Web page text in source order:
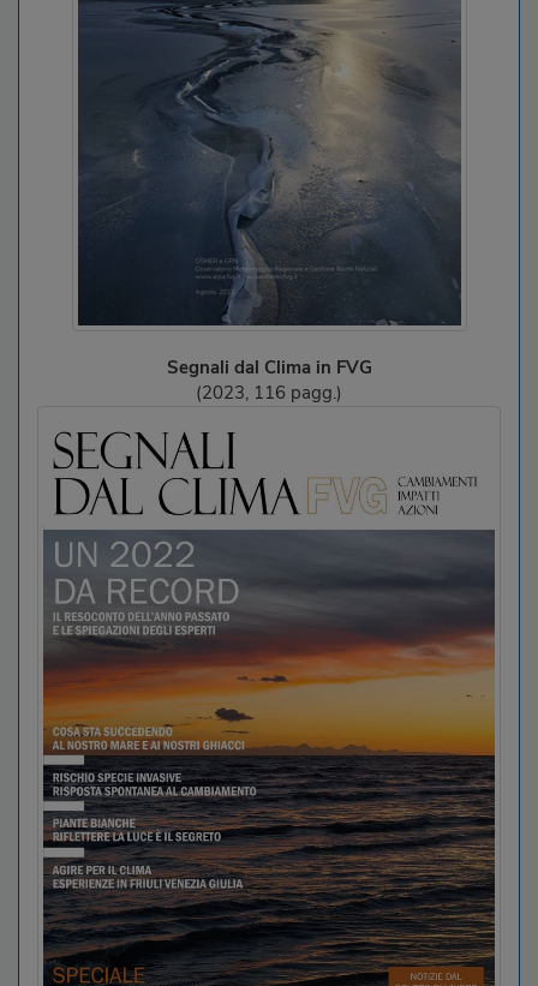
Segnali dal Clima in FVG
(2023, 116 pagg.)